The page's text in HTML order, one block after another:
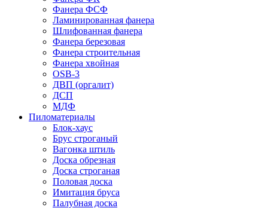
Фанера ФСФ
Ламинированная фанера
Шлифованная фанера
Фанера березовая
Фанера строительная
Фанера хвойная
OSB-3
ДВП (оргалит)
ДСП
МДФ
Пиломатериалы
Блок-хаус
Брус строганый
Вагонка штиль
Доска обрезная
Доска строганая
Половая доска
Имитация бруса
Палубная доска